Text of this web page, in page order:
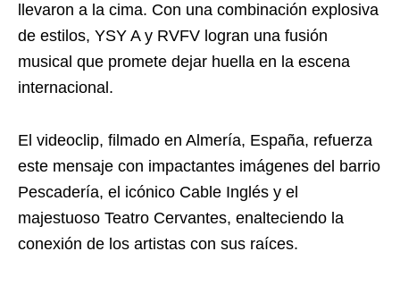
llevaron a la cima. Con una combinación explosiva
de estilos, YSY A y RVFV logran una fusión
musical que promete dejar huella en la escena
internacional.
El videoclip, filmado en Almería, España, refuerza
este mensaje con impactantes imágenes del barrio
Pescadería, el icónico Cable Inglés y el
majestuoso Teatro Cervantes, enalteciendo la
conexión de los artistas con sus raíces.